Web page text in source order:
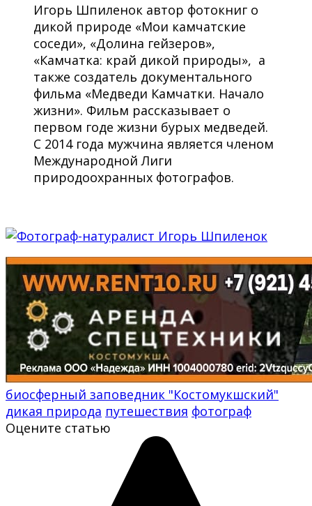
Игорь Шпиленок автор фотокниг о
дикой природе «Мои камчатские
соседи», «Долина гейзеров»,
«Камчатка: край дикой природы», а
также создатель документального
фильма «Медведи Камчатки. Начало
жизни». Фильм рассказывает о
первом годе жизни бурых медведей.
С 2014 года мужчина является членом
Международной Лиги
природоохранных фотографов.
биосферный заповедник "Костомукшский"
дикая природа путешествия фотограф
Оцените статью